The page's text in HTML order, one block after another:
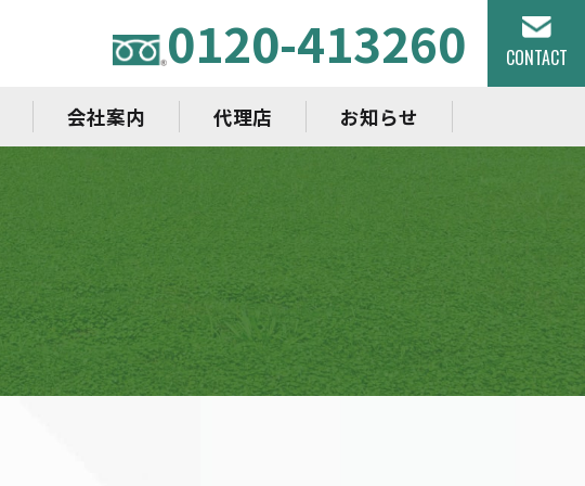
会社案内 代理店 お知らせ
0120-413260 CONTACT